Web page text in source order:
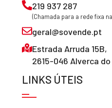
219 937 287
(Chamada para a rede fixa
geral@sovende.pt
Estrada Arruda 15B,
2615-046 Alverca
LINKS ÚTEIS